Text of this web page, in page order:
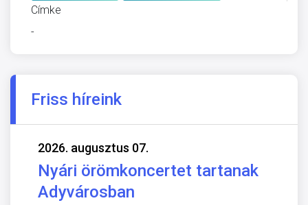
Címke
-
Friss híreink
2026. augusztus 07.
Nyári örömkoncertet tartanak
Adyvárosban